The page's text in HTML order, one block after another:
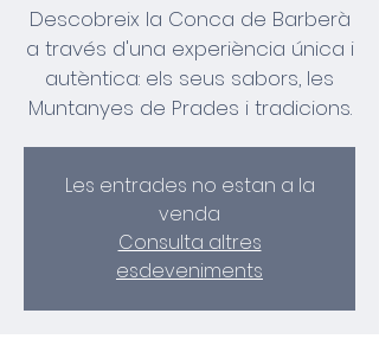
Descobreix la Conca de Barberà
a través d'una experiència única i
autèntica: els seus sabors, les
Muntanyes de Prades i tradicions.
Les entrades no estan a la
venda
Consulta altres
esdeveniments